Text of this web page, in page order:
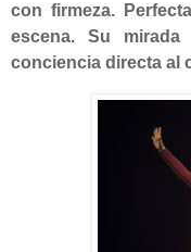
con firmeza.
escena. Su
conciencia directa al